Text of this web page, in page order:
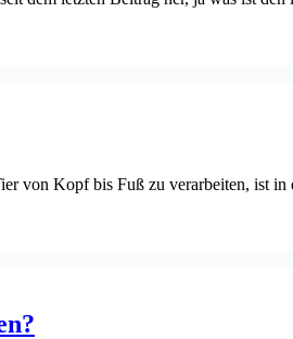
von Kopf bis Fuß zu verarbeiten, ist